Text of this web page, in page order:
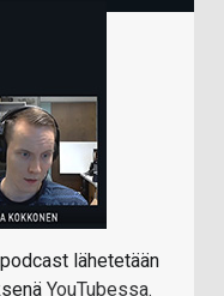
lähetetään
YouTubessa.